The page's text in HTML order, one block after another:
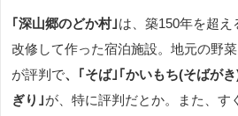
｢深山郷のどか村｣は、築150年を超
改修して作った宿泊施設。地元の野
が評判で、｢そば｣｢かいもち(そばが
ぎり｣が、特に評判だとか。また、す